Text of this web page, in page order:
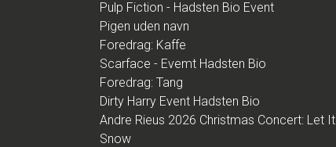
Pulp Fiction - Hadsten Bio Event
Pigen uden navn
Foredrag: Kaffe
Scarface - Evemt Hadsten Bio
Foredrag: Tang
Dirty Harry Event Hadsten Bio
Andre Rieus 2026 Christmas Concert: Let It
Snow